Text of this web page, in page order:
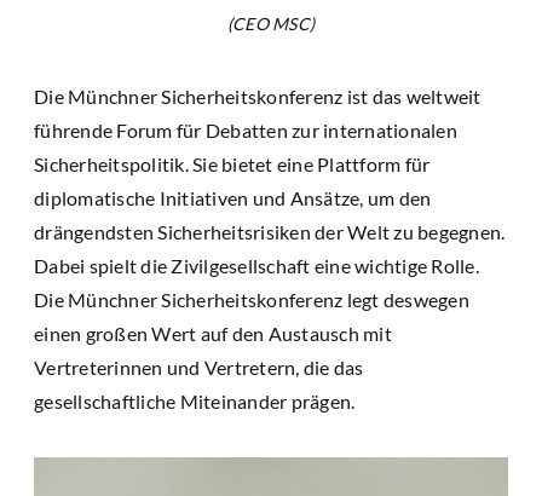
(CEO MSC)
Die Münchner Sicherheitskonferenz ist das weltweit
führende Forum für Debatten zur internationalen
Sicherheitspolitik. Sie bietet eine Plattform für
diplomatische Initiativen und Ansätze, um den
drängendsten Sicherheitsrisiken der Welt zu begegnen.
Dabei spielt die Zivilgesellschaft eine wichtige Rolle.
Die Münchner Sicherheitskonferenz legt deswegen
einen großen Wert auf den Austausch mit
Vertreterinnen und Vertretern, die das
gesellschaftliche Miteinander prägen.